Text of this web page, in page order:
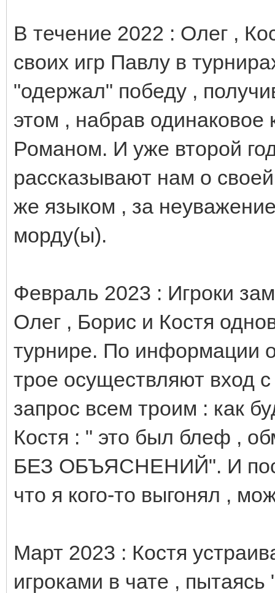
В течение 2022 : Олег ,
своих игр Павлу в
"одержал" победу ,
этом , набрав одинаковое
Романом. И уже второй
рассказывают нам о
же языком , за
морду(ы).
Февраль 2023 : Игроки
Олег , Борис и Костя
турнире. По информации
трое осуществляют вход
запрос всем троим : как
Костя : " это был блеф
БЕЗ ОБЪЯСНЕНИЙ". И
что я кого-то выгонял ,
Март 2023 : Костя
игроками в чате ,